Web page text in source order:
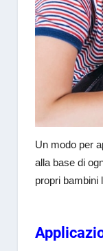
Un modo per
alla base di
propri bambini